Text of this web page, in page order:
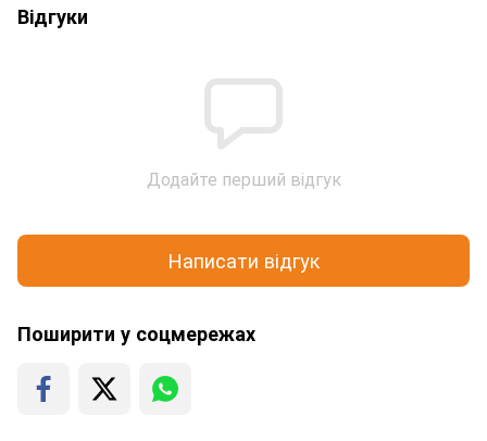
Відгуки
Додайте перший відгук
Написати відгук
Поширити у соцмережах